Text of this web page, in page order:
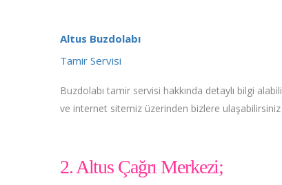
Altus Buzdolabı
Tamir Servisi
Buzdolabı tamir servisi hakkında detaylı bilgi
ve internet sitemiz üzerinden bizlere ulaşabilirsiniz
2. Altus Çağrı Merkezi;